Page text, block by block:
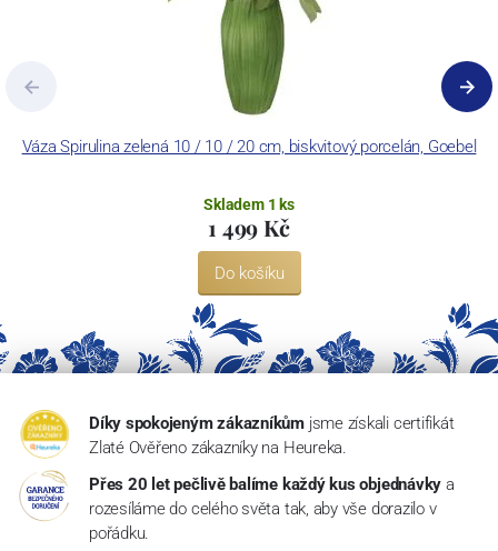
Váza Spirulina zelená 10 / 10 / 20 cm, biskvitový porcelán, Goebel
Skladem 1 ks
1 499 Kč
Do košíku
Díky spokojeným zákazníkům jsme získali certifikát
Zlaté Ověřeno zákazníky na Heureka.
Přes 20 let pečlivě balíme každý kus objednávky a
rozesíláme do celého světa tak, aby vše dorazilo v
pořádku.